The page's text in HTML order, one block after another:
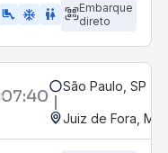
airline_seat_legroom_extra ac_unit WC
Embarque
direto
07:40 São Paulo, SP -
Juiz de Fora, MG